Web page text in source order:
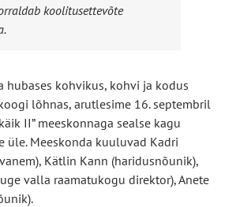
koolitusettevõte
hubases kohvikus, kohvi ja kodus
lõhnas, arutlesime 16. septembril
II” meeskonnaga sealse kagu
üle. Meeskonda kuuluvad Kadri
Kätlin Kann (haridusnõunik),
valla raamatukogu direktor),Anete